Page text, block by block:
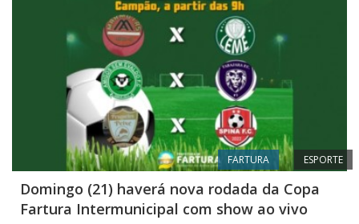
FARTURA ESPORTE
Domingo (21) haverá nova rodada da Copa
Fartura Intermunicipal com show ao vivo